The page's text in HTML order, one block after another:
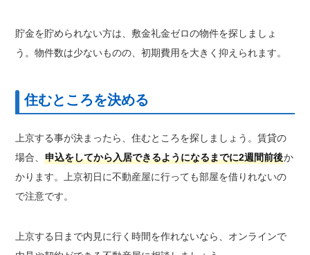
貯金を貯められない方は、敷金礼金ゼロの物件を探しましょ
う。物件数は少ないものの、初期費用を大きく抑えられます。
住むところを決める
上京する事が決まったら、住むところを探しましょう。賃貸の
場合、申込をしてから入居できるようになるまでに2週間前後か
かります。上京初日に不動産屋に行っても部屋を借りれないの
で注意です。
上京する日まで内見に行く時間を作れないなら、オンラインで